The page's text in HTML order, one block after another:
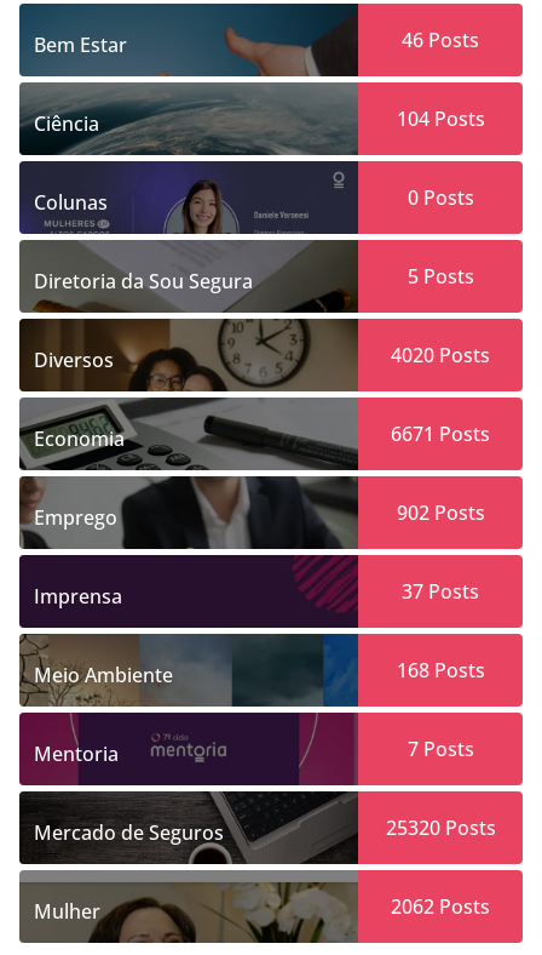
Bem Estar 46 Posts
Ciência 104Posts
Colunas 0Posts
Diretoria da Sou Segura 5Posts
Diversos 4020 Posts
Economia 6671 Posts
Emprego 902Posts
Imprensa 37 Posts
Meio Ambiente 168Posts
Mentoria 7Posts
Mercado de Seguros 25320Posts
Mulher 2062 Posts